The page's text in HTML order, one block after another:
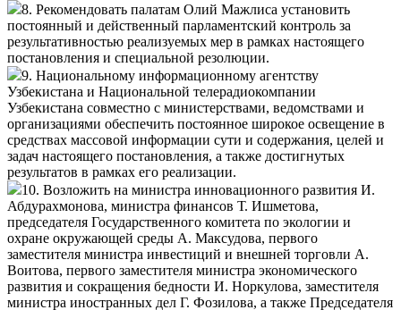
8. Рекомендовать палатам Олий Мажлиса установить
постоянный и действенный парламентский контроль за
результативностью реализуемых мер в рамках настоящего
постановления и специальной резолюции.
9. Национальному информационному агентству
Узбекистана и Национальной телерадиокомпании
Узбекистана совместно с министерствами, ведомствами и
организациями обеспечить постоянное широкое освещение в
средствах массовой информации сути и содержания, целей и
задач настоящего постановления, а также достигнутых
результатов в рамках его реализации.
10. Возложить на министра инновационного развития И.
Абдурахмонова, министра финансов Т. Ишметова,
председателя Государственного комитета по экологии и
охране окружающей среды А. Максудова, первого
заместителя министра инвестиций и внешней торговли А.
Воитова, первого заместителя министра экономического
развития и сокращения бедности И. Норкулова, заместителя
министра иностранных дел Г. Фозилова, а также Председателя